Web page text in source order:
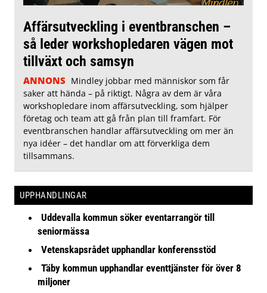
Affärsutveckling i eventbranschen –
så leder workshopledaren vägen mot
tillväxt och samsyn
ANNONS Mindley jobbar med människor som får
saker att hända – på riktigt. Några av dem är våra
workshopledare inom affärsutveckling, som hjälper
företag och team att gå från plan till framfart. För
eventbranschen handlar affärsutveckling om mer än
nya idéer – det handlar om att förverkliga dem
tillsammans.
UPPHANDLINGAR
Uddevalla kommun söker eventarrangör till
seniormässa
Vetenskapsrådet upphandlar konferensstöd
Täby kommun upphandlar eventtjänster för över 8
miljoner